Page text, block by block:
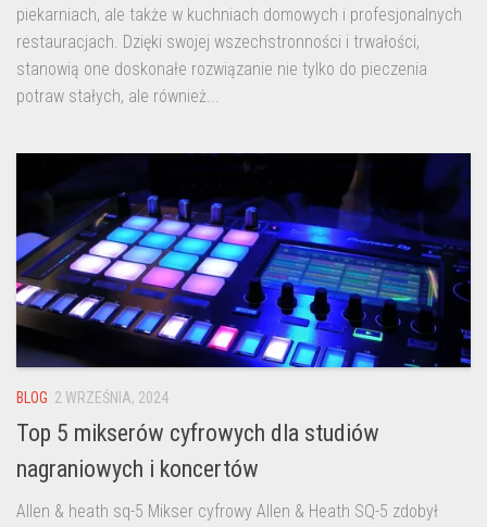
piekarniach, ale także w kuchniach domowych i profesjonalnych
restauracjach. Dzięki swojej wszechstronności i trwałości,
stanowią one doskonałe rozwiązanie nie tylko do pieczenia
potraw stałych, ale również...
BLOG 2 WRZEŚNIA, 2024
Top 5 mikserów cyfrowych dla studiów
nagraniowych i koncertów
Allen & heath sq-5 Mikser cyfrowy Allen & Heath SQ-5 zdobył